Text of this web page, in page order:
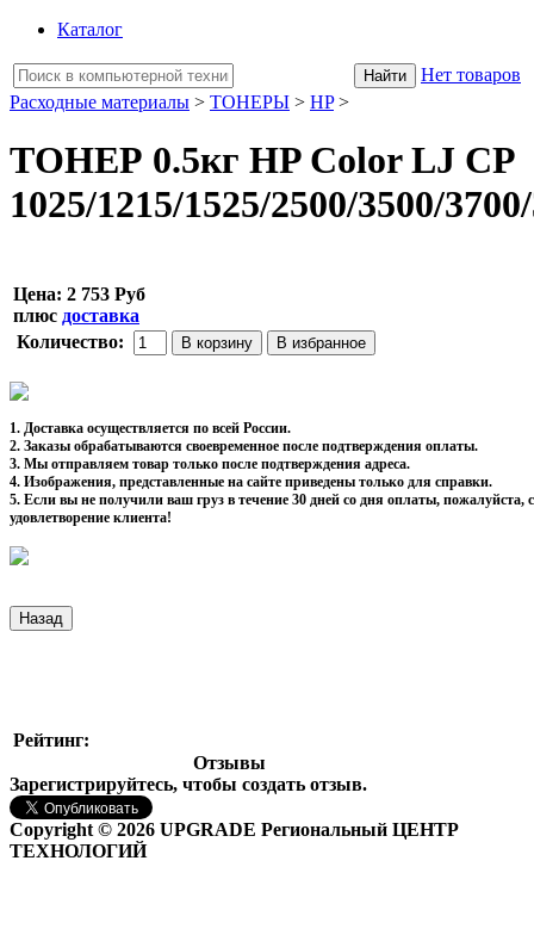
Каталог
Нет товаров
Расходные материалы > ТОНЕРЫ > HP>
ТОНЕР 0.5кг HP Color LJ CP
1025/1215/1525/2500/3500/
Цена: 2 753 Руб
плюс доставка
Количество:
1. Доставка осуществляется по всей России.
2. Заказы обрабатываются своевременное после подтверждения оплаты.
3. Мы отправляем товар только после подтверждения адреса.
4. Изображения, представленные на сайте приведены только для справки.
5. Если вы не получили ваш груз в течение 30 дней со дня оплаты,
удовлетворение клиента!
Рейтинг:
Отзывы
Зарегистрируйтесь, чтобы создать отзыв.
Copyright © 2026 UPGRADE Региональный ЦЕНТР
ТЕХНОЛОГИЙ